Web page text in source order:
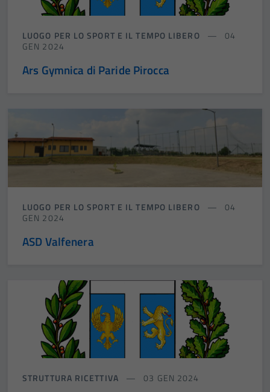
LUOGO PER LO SPORT E IL TEMPO LIBERO
04
GEN 2024
Ars Gymnica di Paride Pirocca
LUOGO PER LO SPORT E IL TEMPO LIBERO
04
GEN 2024
ASD Valfenera
STRUTTURA RICETTIVA 03 GEN 2024
funzionamento
possono
disabilitati.
informazioni